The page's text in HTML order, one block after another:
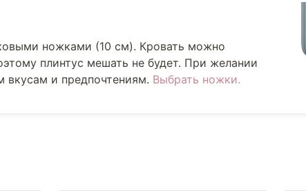
ножками (10 см). Кровать можно
плинтус мешать не будет. При желании
вкусам и предпочтениям. Выбрать ножки.